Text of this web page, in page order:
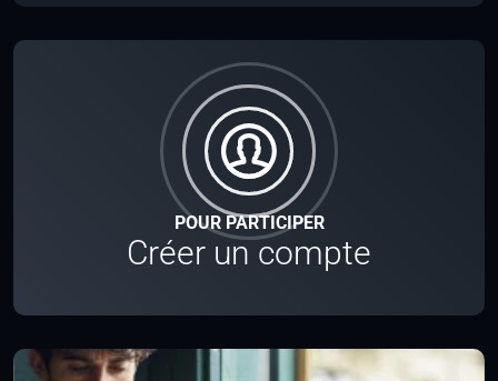
POUR PARTICIPER
Créer un compte